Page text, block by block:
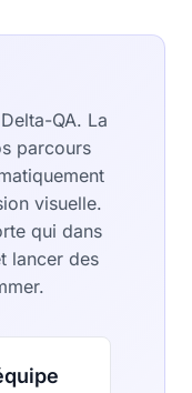
QA. La
parcours
visuelle.
qui dans
lancer des